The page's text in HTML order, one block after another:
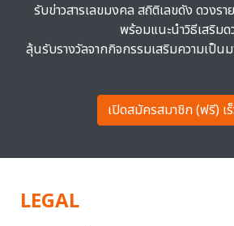
รับข่าวสารเลขมงคล สถิติเลขดัง ดวงรา
พร้อมแนะนำวิธีเสริมด
ลุ้นรับรางวัลจากกิจกรรมเสริมความเป็น
เปิดสมัครสมาชิก (ฟรี) เ
LEGAL